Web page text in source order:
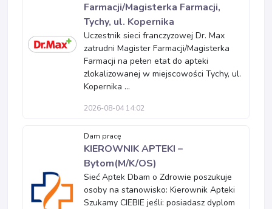
Farmacji/Magisterka Farmacji,
Tychy, ul. Kopernika
Uczestnik sieci franczyzowej Dr. Max
zatrudni Magister Farmacji/Magisterka
Farmacji na pełen etat do apteki
zlokalizowanej w miejscowości Tychy, ul.
Kopernika ...
2026-08-04 14:02
Dam pracę
KIEROWNIK APTEKI –
Bytom(M/K/OS)
Sieć Aptek Dbam o Zdrowie poszukuje
osoby na stanowisko: Kierownik Apteki
Szukamy CIEBIE jeśli: posiadasz dyplom